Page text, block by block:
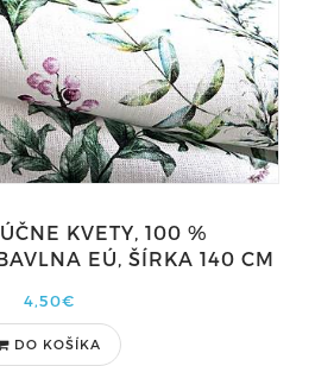
KVETY, 100 %
EÚ, ŠÍRKA 140 CM
4,50€
DO KOŠÍKA